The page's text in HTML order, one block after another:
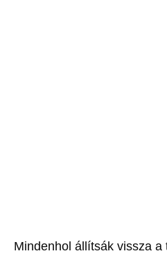
Mindenhol állítsák vissza a